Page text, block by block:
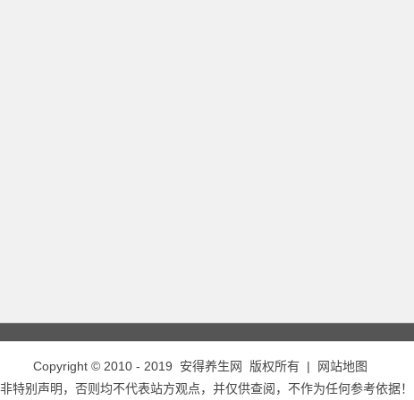
Copyright © 2010 - 2019 安得养生网 版权所有 |
网站地图
特别声明，否则均不代表站方观点，并仅供查阅，不作为任何参考依据！